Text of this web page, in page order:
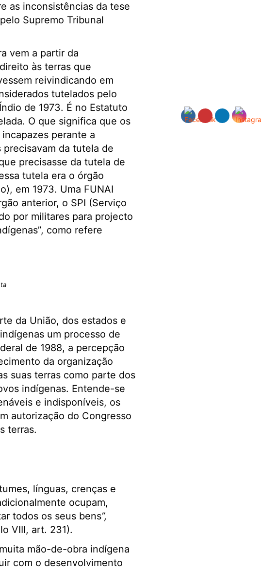
as inconsistências da tese
Supremo Tribunal
vem a partir da
às terras que
reivindicando em
tutelados pelo
de 1973. É no Estatuto
O que significa que os
perante a
da tutela de
precisasse da tutela de
tutela era o órgão
em 1973. Uma FUNAI
anterior, o SPI (Serviço
por militares para projecto
como refere
da União, dos estados e
um processo de
de 1988, a percepção
da organização
suas terras como parte dos
indígenas. Entende-se
e indisponíveis, os
autorização do Congresso
terras.
línguas, crenças e
ocupam,
todos os seus bens”,
VIII, art. 231).
mão-de-obra indígena
com o desenvolvimento